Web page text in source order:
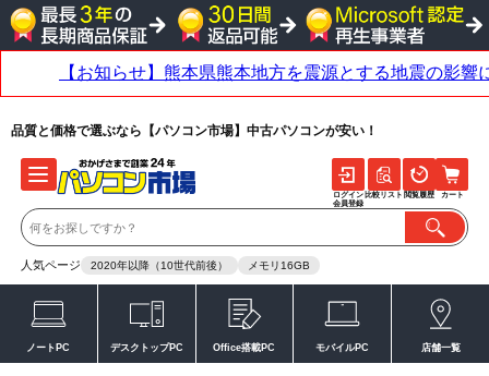
品質と価格で選ぶなら【パソコン市場】中古パソコンが安い！
人気ページ 2020年以降（10世代前後） メモリ16GB
ログイン
会員登録
比較リスト 閲覧履歴 カート
ノートPC デスクトップPC Office搭載PC モバイルPC 店舗一覧